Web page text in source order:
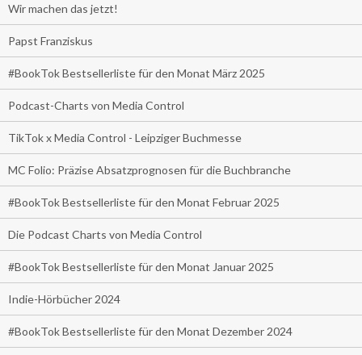
Wir machen das jetzt!
Papst Franziskus
#BookTok Bestsellerliste für den Monat März 2025
Podcast-Charts von Media Control
TikTok x Media Control - Leipziger Buchmesse
MC Folio: Präzise Absatzprognosen für die Buchbranche
#BookTok Bestsellerliste für den Monat Februar 2025
Die Podcast Charts von Media Control
#BookTok Bestsellerliste für den Monat Januar 2025
Indie-Hörbücher 2024
#BookTok Bestsellerliste für den Monat Dezember 2024